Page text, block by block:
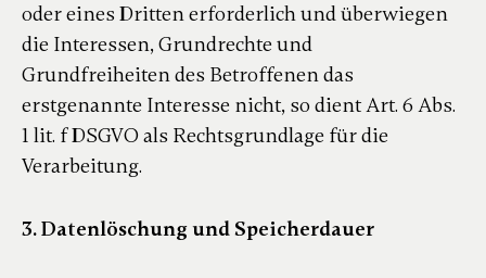
oder eines Dritten erforderlich und überwiegen
die Interessen, Grundrechte und
Grundfreiheiten des Betroffenen das
erstgenannte Interesse nicht, so dient Art. 6 Abs.
1 lit. f DSGVO als Rechtsgrundlage für die
Verarbeitung.
3. Datenlöschung und Speicherdauer